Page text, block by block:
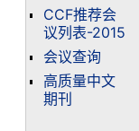
CCF推荐会
议列表-2015
会议查询
高质量中文
期刊